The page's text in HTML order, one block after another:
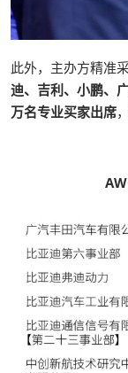
此外，主办方精准
迪、吉利、小鹏、
万名专业买家出席